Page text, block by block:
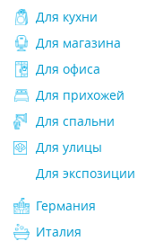
Для кухни
Для магазина
Для офиса
Для прихожей
Для спальни
Для улицы
Для экспозиции
Германия
Италия